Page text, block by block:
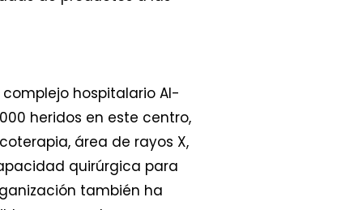
hospitalario Al-
heridos en este centro,
área de rayos X,
quirúrgica para
también ha